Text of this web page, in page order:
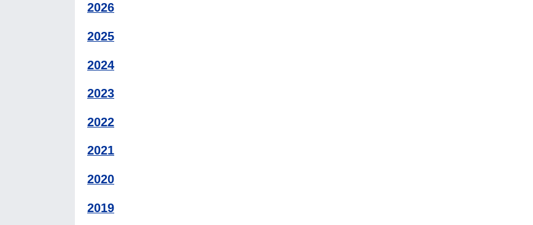
2026
2025
2024
2023
2022
2021
2020
2019